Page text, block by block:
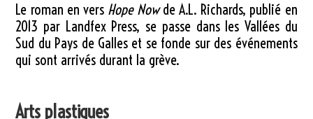
Le roman en vers Hope Nowde A.L. Richards, publié en
2013 par Landfex Press, se passe dans les Vallées du
Sud du Pays de Galles et se fonde sur des événements
qui sont arrivés durant la grève.
Arts plastiques